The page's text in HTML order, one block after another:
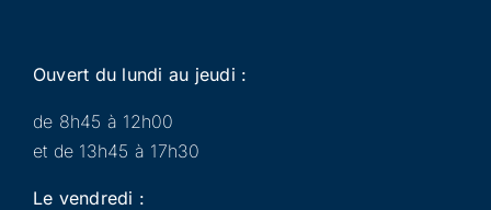
Ouvert du lundi au jeudi :
de 8h45 à 12h00
et de 13h45 à 17h30
Le vendredi :